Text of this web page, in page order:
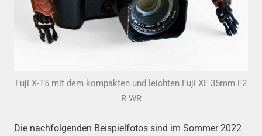
Fuji X-T5 mit dem kompakten und leichten Fuji XF 35mm F2
R WR
Die nachfolgenden Beispielfotos sind im Sommer 2022